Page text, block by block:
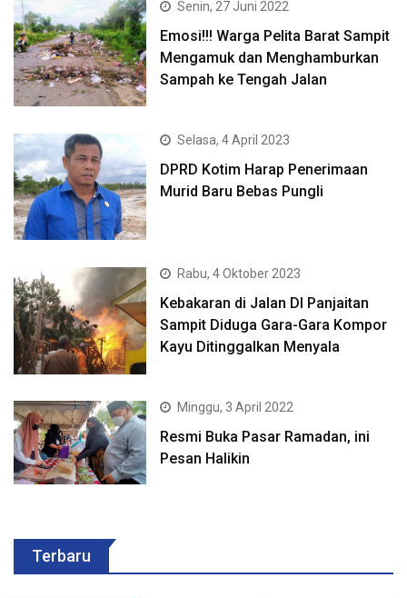
Senin, 27 Juni 2022
Emosi!!! Warga Pelita Barat Sampit
Mengamuk dan Menghamburkan
Sampah ke Tengah Jalan
Selasa, 4 April 2023
DPRD Kotim Harap Penerimaan
Murid Baru Bebas Pungli
Rabu, 4 Oktober 2023
Kebakaran di Jalan DI Panjaitan
Sampit Diduga Gara-Gara Kompor
Kayu Ditinggalkan Menyala
Minggu, 3 April 2022
Resmi Buka Pasar Ramadan, ini
Pesan Halikin
Terbaru